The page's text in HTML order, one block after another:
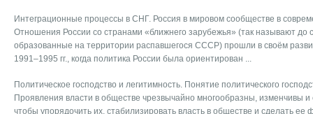
Интеграционные процессы в СНГ. Россия в мировом сообществе в
Отношения России со странами «ближнего зарубежья» (так называют до
образованные на территории распавшегося СССР) прошли в своём
1991–1995 гг., когда политика России была ориентирован ...
Политическое господство и легитимность. Понятие политического
Проявления власти в обществе чрезвычайно многообразны, изменчивы и
чтобы упорядочить их, стабилизировать власть в обществе и сделать ее